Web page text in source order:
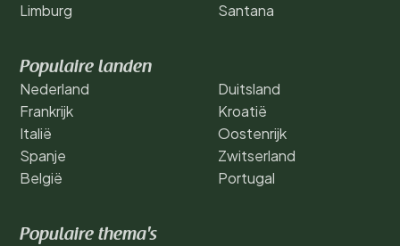
Limburg
Santana
Populaire landen
Nederland
Frankrijk
Italië
Spanje
België
Duitsland
Kroatië
Oostenrijk
Zwitserland
Portugal
Populaire thema's